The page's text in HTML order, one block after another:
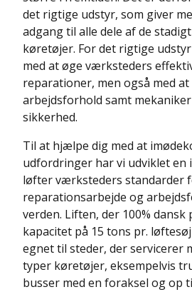
det rigtige udstyr, som giver
adgang til alle dele af de
køretøjer. For det rigtige
med at øge værksteders
reparationer, men også med
arbejdsforhold samt
sikkerhed.
Til at hjælpe dig med at
udfordringer har vi udviklet en
løfter værksteders standarder
reparationsarbejde og
verden. Liften, der 100%
kapacitet på 15 tons pr.
egnet til steder, der servicerer
typer køretøjer, eksempelvis
busser med en foraksel og op